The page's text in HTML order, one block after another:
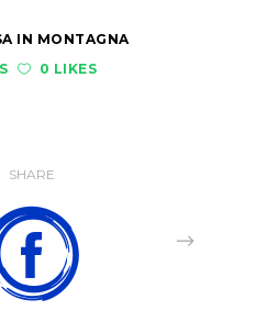
IN MONTAGNA
0 LIKES
SHARE